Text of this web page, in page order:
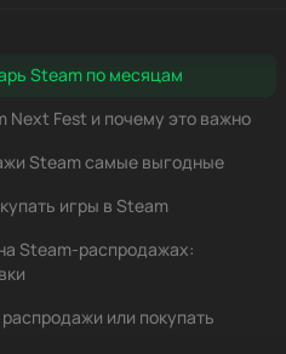
Steam по месяцам
Next Fest и почему это важно
Steam самые выгодные
игры в Steam
Steam-распродажах:
или покупать